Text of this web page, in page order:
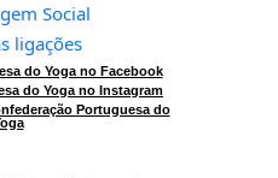
Social
ligações